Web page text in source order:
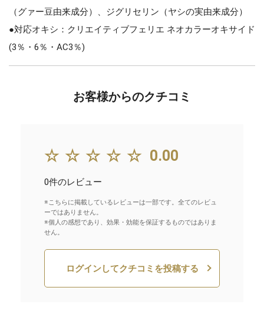
（グァー豆由来成分）、ジグリセリン（ヤシの実由来成分）
●対応オキシ：クリエイティブフェリエ ネオカラーオキサイド
(3％・6％・AC3％)
お客様からのクチコミ
☆☆☆☆☆ 0.00
0件のレビュー
※こちらに掲載しているレビューは一部です。全てのレビュ
ーではありません。
※個人の感想であり、効果・効能を保証するものではありま
せん。
ログインしてクチコミを投稿する